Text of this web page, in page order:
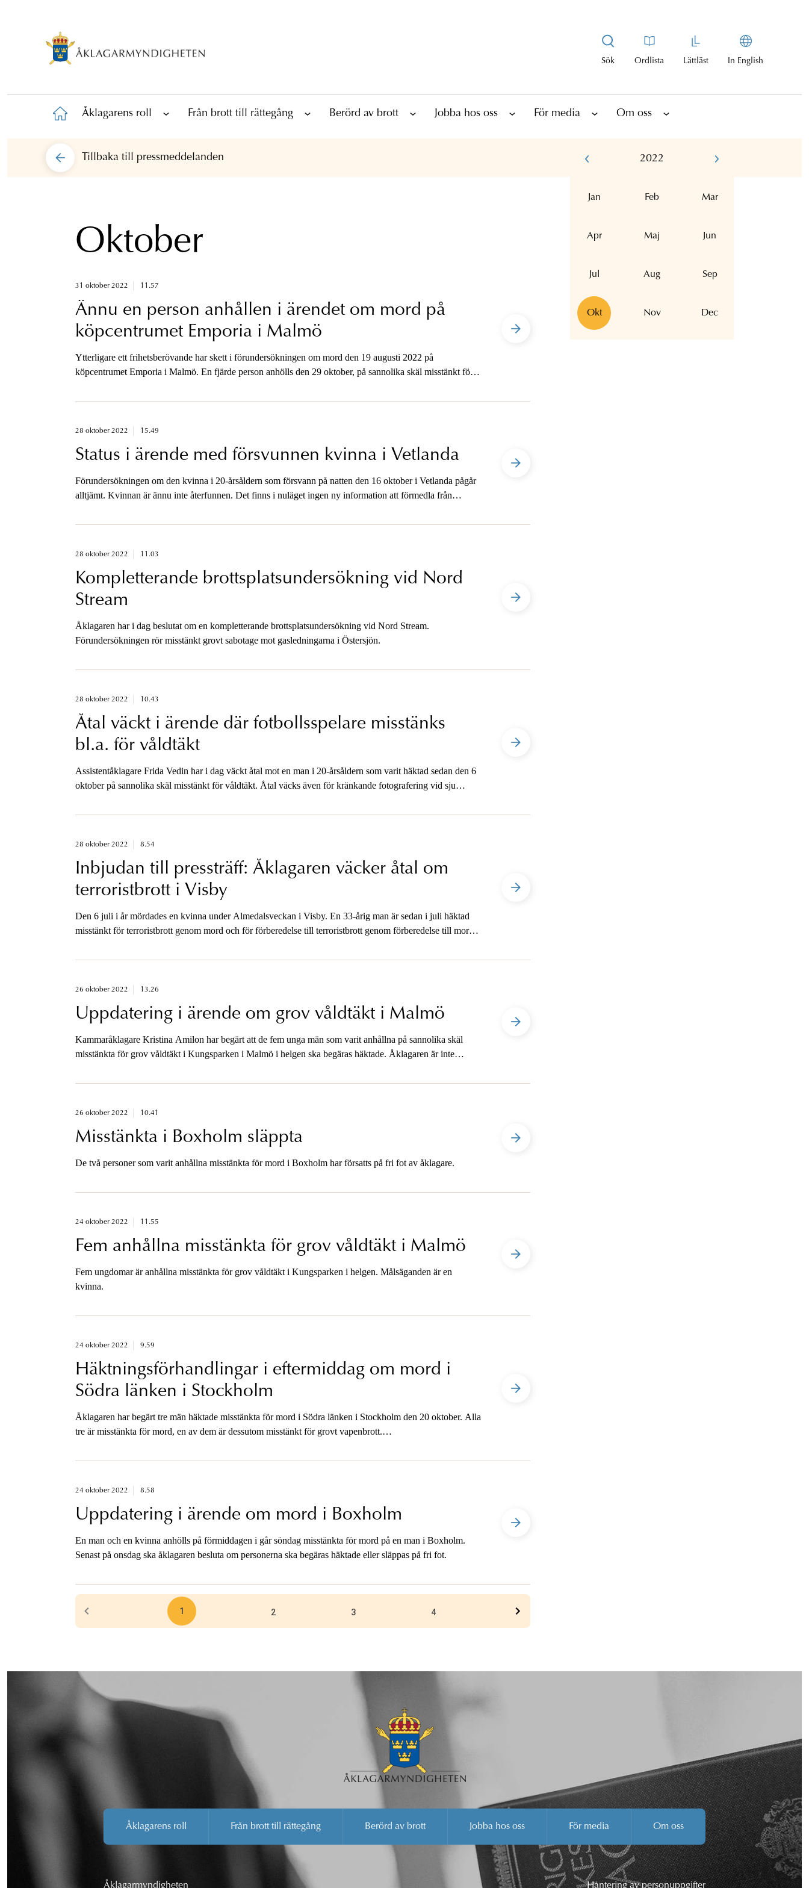
Sök Ordlista Lättläst In English
Åklagarens roll Från brott till rättegång Berörd av brott Jobba hos oss För media Om oss
Tillbaka till pressmeddelanden 2022
Jan Feb Mar
Apr Maj Jun
Jul Aug Sep
Okt Nov Dec
Oktober
31 oktober 2022 11.57
Ännu en person anhållen i ärendet om mord på
köpcentrumet Emporia i Malmö
Ytterligare ett frihetsberövande har skett i förundersökningen om mord den 19 augusti 2022 på
köpcentrumet Emporia i Malmö. En fjärde person anhölls den 29 oktober, på sannolika skäl misstänkt för
28 oktober 2022 15.49
Status i ärende med försvunnen kvinna i Vetlanda
Förundersökningen om den kvinna i 20-årsåldern som försvann på natten den 16 oktober i Vetlanda pågår
alltjämt. Kvinnan är ännu inte återfunnen. Det finns i nuläget ingen ny information att förmedla från
28 oktober 2022 11.03
Kompletterande brottsplatsundersökning vid Nord
Stream
Åklagaren har i dag beslutat om en kompletterande brottsplatsundersökning vid Nord Stream.
Förundersökningen rör misstänkt grovt sabotage mot gasledningarna i Östersjön.
28 oktober 2022 10.43
Åtal väckt i ärende där fotbollsspelare misstänks
bl.a. för våldtäkt
Assistentåklagare Frida Vedin har i dag väckt åtal mot en man i 20-årsåldern som varit häktad sedan den 6
oktober på sannolika skäl misstänkt för våldtäkt. Åtal väcks även för kränkande fotografering vid sju
28 oktober 2022 8.54
Inbjudan till pressträff: Åklagaren väcker åtal om
terroristbrott i Visby
Den 6 juli i år mördades en kvinna under Almedalsveckan i Visby. En 33-årig man är sedan i juli häktad
misstänkt för terroristbrott genom mord och för förberedelse till terroristbrott genom förberedelse till mord.
hålls en pressträff.
26 oktober 2022 13.26
Uppdatering i ärende om grov våldtäkt i Malmö
Kammaråklagare Kristina Amilon har begärt att de fem unga män som varit anhållna på sannolika skäl
misstänkta för grov våldtäkt i Kungsparken i Malmö i helgen ska begäras häktade. Åklagaren är inte
26 oktober 2022 10.41
Misstänkta i Boxholm släppta
De två personer som varit anhållna misstänkta för mord i Boxholm har försatts på fri fot av åklagare.
24 oktober 2022 11.55
Fem anhållna misstänkta för grov våldtäkt i Malmö
Fem ungdomar är anhållna misstänkta för grov våldtäkt i Kungsparken i helgen. Målsäganden är en
kvinna.
24 oktober 2022 9.59
Häktningsförhandlingar i eftermiddag om mord i
Södra länken i Stockholm
Åklagaren har begärt tre män häktade misstänkta för mord i Södra länken i Stockholm den 20 oktober. Alla
tre är misstänkta för mord, en av dem är dessutom misstänkt för grovt vapenbrott.
24 oktober 2022 8.58
Uppdatering i ärende om mord i Boxholm
En man och en kvinna anhölls på förmiddagen i går söndag misstänkta för mord på en man i Boxholm.
Senast på onsdag ska åklagaren besluta om personerna ska begäras häktade eller släppas på fri fot.
1 2 3 4
Åklagarens roll Från brott till rättegång Berörd av brott Jobba hos oss För media Om oss
Åklagarmyndigheten Hantering av personuppgifter